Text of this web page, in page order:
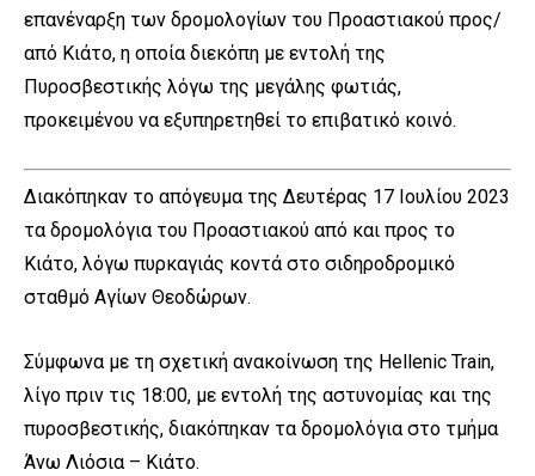
επανέναρξη των δρομολογίων του Προαστιακού προς/
από Κιάτο, η οποία διεκόπη με εντολή της
Πυροσβεστικής λόγω της μεγάλης φωτιάς,
προκειμένου να εξυπηρετηθεί το επιβατικό κοινό.
Διακόπηκαν το απόγευμα της Δευτέρας 17 Ιουλίου 2023
τα δρομολόγια του Προαστιακού από και προς το
Κιάτο, λόγω πυρκαγιάς κοντά στο σιδηροδρομικό
σταθμό Αγίων Θεοδώρων.
Σύμφωνα με τη σχετική ανακοίνωση της Hellenic Train,
λίγο πριν τις 18:00, με εντολή της αστυνομίας και της
πυροσβεστικής, διακόπηκαν τα δρομολόγια στο τμήμα
Άνω Λιόσια – Κιάτο.